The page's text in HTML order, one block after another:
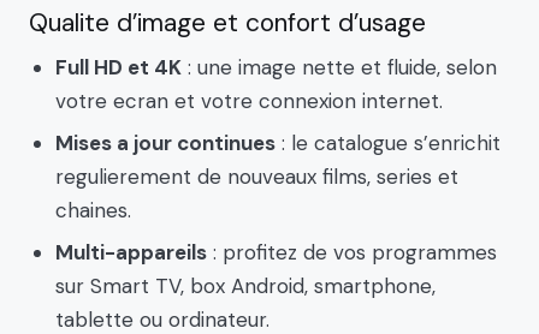
Qualite d’image et confort d’usage
Full HD et 4K : une image nette et fluide, selon
votre ecran et votre connexion internet.
Mises a jour continues : le catalogue s’enrichit
regulierement de nouveaux films, series et
chaines.
Multi-appareils : profitez de vos programmes
sur Smart TV, box Android, smartphone,
tablette ou ordinateur.